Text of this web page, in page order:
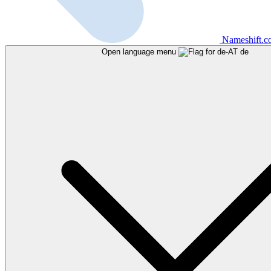
Open language menu de